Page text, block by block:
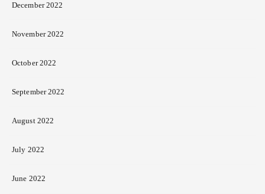
December 2022
November 2022
October 2022
September 2022
August 2022
July 2022
June 2022